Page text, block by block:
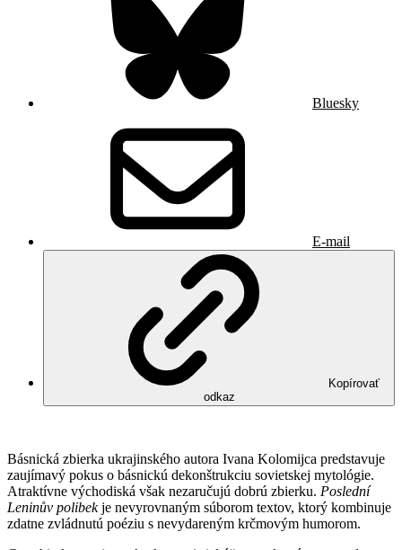
Bluesky
E-mail
Kopírovať
odkaz
Básnická zbierka ukrajinského autora Ivana Kolomijca predstavuje
zaujímavý pokus o básnickú dekonštrukciu sovietskej mytológie.
Atraktívne východiská však nezaručujú dobrú zbierku. Poslední
Leninův polibekje nevyrovnaným súborom textov, ktorý kombinuje
zdatne zvládnutú poéziu s nevydareným krčmovým humorom.